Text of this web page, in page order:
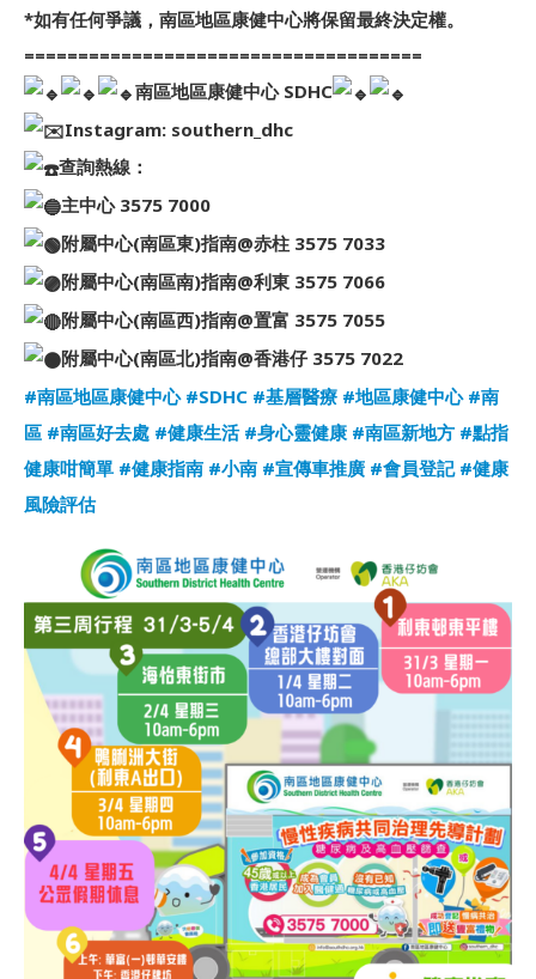
*如有任何爭議，南區地區康健中心將保留最終決定權。
=====================================
南區地區康健中心 SDHC
Instagram: southern_dhc
查詢熱線：
主中心 3575 7000
附屬中心(南區東)指南@赤柱 3575 7033
附屬中心(南區南)指南@利東 3575 7066
附屬中心(南區西)指南@置富 3575 7055
附屬中心(南區北)指南@香港仔 3575 7022
#南區地區康健中心 #SDHC #基層醫療 #地區康健中心 #南
區 #南區好去處 #健康生活 #身心靈健康 #南區新地方 #點指
健康咁簡單 #健康指南 #小南 #宣傳車推廣 #會員登記 #健康
風險評估